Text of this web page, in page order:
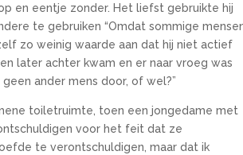
en eentje zonder. Het liefst gebruikte hij
te gebruiken “Omdat sommige
zo weinig waarde aan dat hij niet actief
later achter kwam en er naar vroeg was
ander mens door, of wel?”
toiletruimte, toen een jongedame met
voor het feit dat ze
te verontschuldigen, maar dat ik